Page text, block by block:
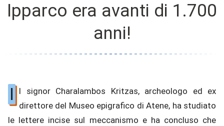
Ipparco era avanti di 1.700
anni!
I
l signor Charalambos Kritzas, archeologo ed ex
direttore del Museo epigrafico di Atene, ha studiato
le lettere incise sul meccanismo e ha concluso che